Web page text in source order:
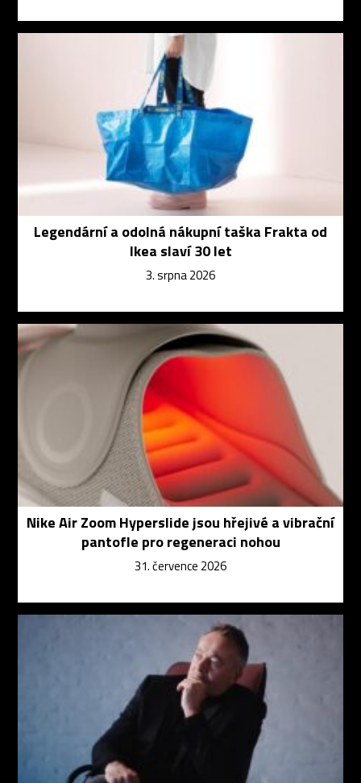
Legendární a odolná nákupní taška Frakta od
Ikea slaví 30 let
3. srpna 2026
Nike Air Zoom Hyperslide jsou hřejivé a vibrační
pantofle pro regeneraci nohou
31. července 2026